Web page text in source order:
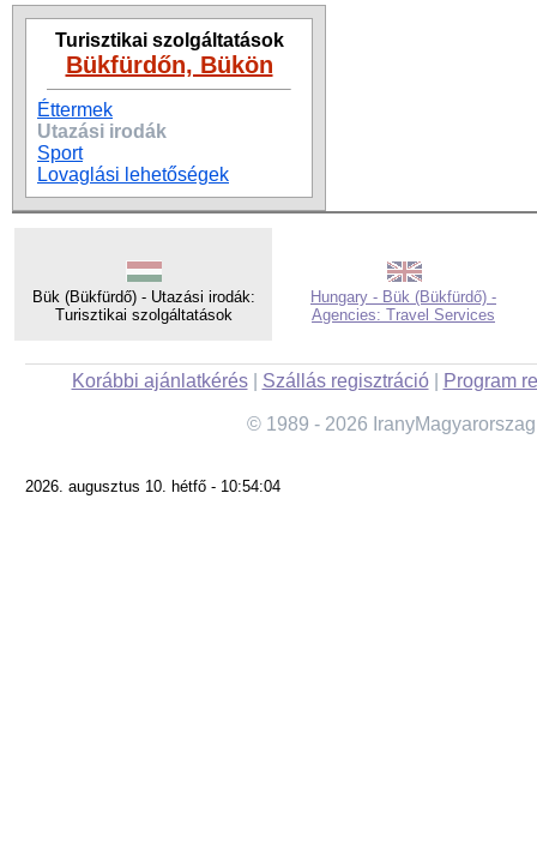
Turisztikai szolgáltatások
Bükfürdőn, Bükön
Éttermek
Utazási irodák
Sport
Lovaglási lehetőségek
Bük (Bükfürdő) - Utazási irodák:
Turisztikai szolgáltatások
Hungary - Bük (Bükfürdő) -
Agencies: Travel Services
Korábbi ajánlatkérés| Szállás regisztráció| Program
© 1989 - 2026
2026. augusztus 10. hétfő - 10:54:04